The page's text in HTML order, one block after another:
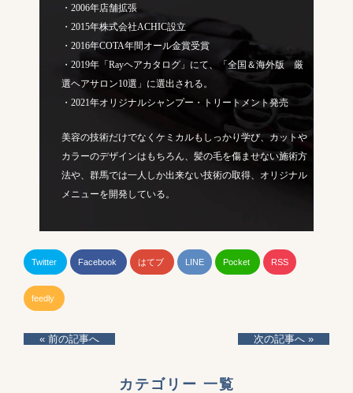
・2006年店舗拡張
・2015年株式会社ACHIC設立
・2016年COTA年間オール金賞受賞
・2019年「Rayヘアカタログ」にて、「全国＆海外版 厳
選ヘアサロン10選」に選出される。
・2021年オリジナルシャンプー・トリートメント発売
美容の技術だけでなくケミカルもしっかり学び、カットや
カラーのデザインはもちろん、髪の毛を傷ませない施術方
法や、群馬では一人しか出来ない技術の取得、オリジナル
メニューを開発している。
Twitter Facebook はてブ LINE Pocket RSS
feedly
« 前の記事へ 次の記事へ »
カテゴリー 一覧